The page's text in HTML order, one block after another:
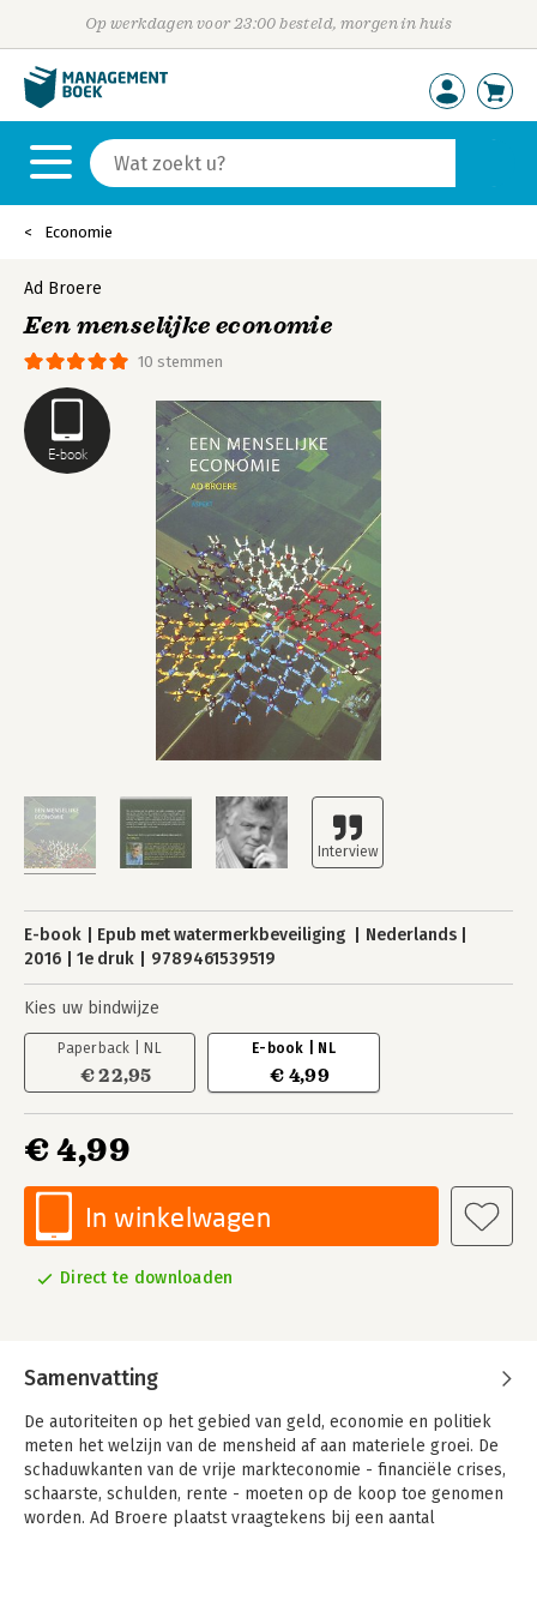
Op werkdagen voor 23:00 besteld, morgen in huis
Economie
E-book
10 stemmen
Ad Broere
Een menselijke economie
E-book Epub met watermerkbeveiliging
Nederlands
2016
1e druk 9789461539519
Kies uw bindwijze
Paperback | NL
€ 22,95
E-book | NL
€ 4,99
€ 4,99
In winkelwagen
Direct te downloaden
Samenvatting
De autoriteiten op het gebied van geld, economie en politiek
meten het welzijn van de mensheid af aan materiele groei. De
schaduwkanten van de vrije markteconomie - financiële crises,
schaarste, schulden, rente - moeten op de koop toe genomen
worden. Ad Broere plaatst vraagtekens bij een aantal